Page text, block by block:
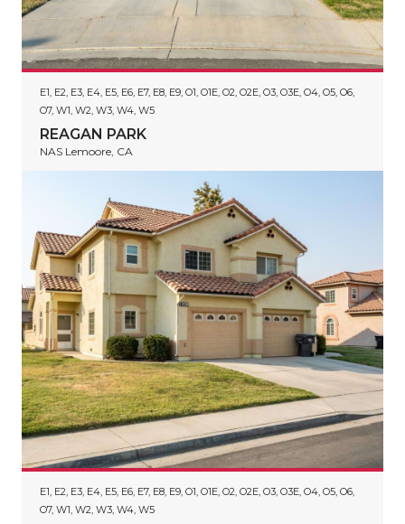
E1, E2, E3, E4, E5, E6, E7, E8, E9, O1, O1E, O2, O2E, O3, O3E, O4, O5, O6,
O7, W1, W2, W3, W4, W5
REAGAN PARK
NAS Lemoore, CA
E1, E2, E3, E4, E5, E6, E7, E8, E9, O1, O1E, O2, O2E, O3, O3E, O4, O5, O6,
O7, W1, W2, W3, W4, W5